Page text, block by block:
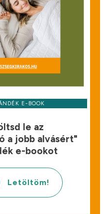
E-BOOK
le az
a jobb alvásért"
e-bookot
Letöltöm!